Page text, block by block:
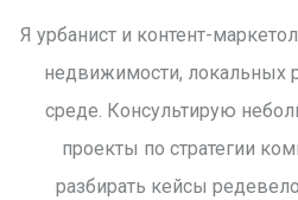
Я урбанист и контент-
недвижимости, локальных
среде. Консультирую
проекты по стратегии
разбирать кейсы